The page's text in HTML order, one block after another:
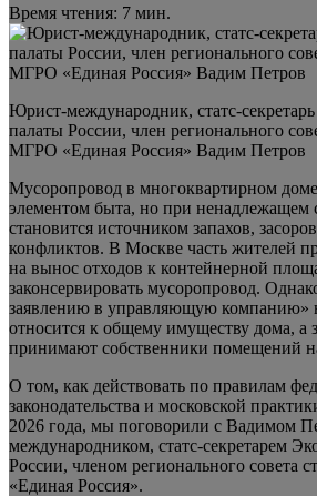
Время чтения: 7 мин.
Юрист-международник, статс-
палаты России, член регионального
МГРО «Единая Россия» Вадим Петров
Мусоропровод в многоквартирном
элементом быта, но при ненадлежащем
становится источником запахов,
конфликтов. В Москве часть жителей
на вынос отходов к контейнерной
законсервировать мусоропровод.
заявлению в управляющую компанию»
относится к общему имуществу дома, а
принимают собственники помещений
О том, как действовать по правилам
законодательства и московской
2026 года, мы поговорили с Вадимом
международником, статс-секретарем
России, членом регионального совета
«Единая Россия».